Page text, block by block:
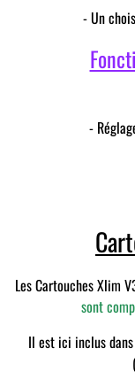
- Un
-
Les Cartouches Xlim
sont
Il est ici inclus